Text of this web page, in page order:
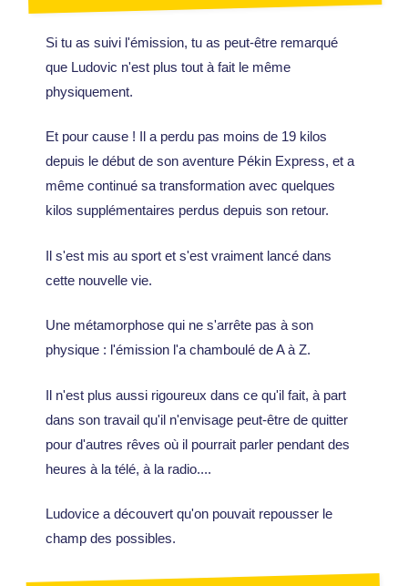
Si tu as suivi l'émission, tu as peut-être remarqué
que Ludovic n'est plus tout à fait le même
physiquement.
Et pour cause ! Il a perdu pas moins de 19 kilos
depuis le début de son aventure Pékin Express, et a
même continué sa transformation avec quelques
kilos supplémentaires perdus depuis son retour.
Il s'est mis au sport et s'est vraiment lancé dans
cette nouvelle vie.
Une métamorphose qui ne s'arrête pas à son
physique : l'émission l'a chamboulé de A à Z.
Il n'est plus aussi rigoureux dans ce qu'il fait, à part
dans son travail qu'il n'envisage peut-être de quitter
pour d'autres rêves où il pourrait parler pendant des
heures à la télé, à la radio....
Ludovice a découvert qu'on pouvait repousser le
champ des possibles.